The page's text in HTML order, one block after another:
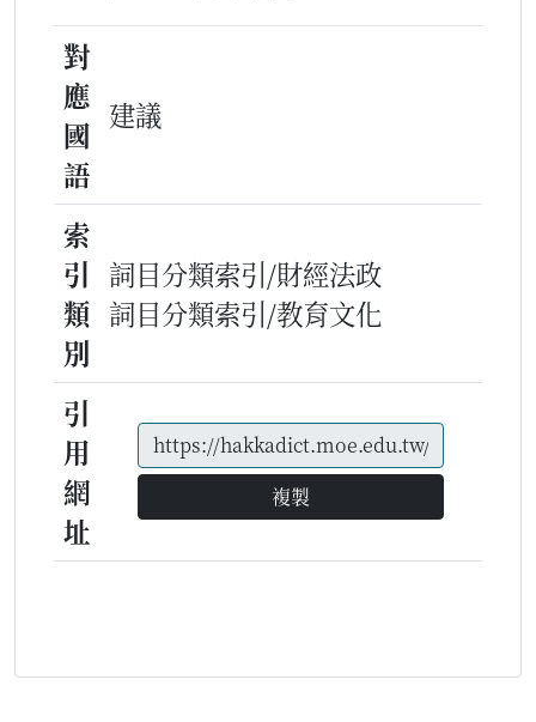
對
應
國
語
建議
索
引
類
別
詞目分類索引/財經法政
詞目分類索引/教育文化
引
用
網
址
複製